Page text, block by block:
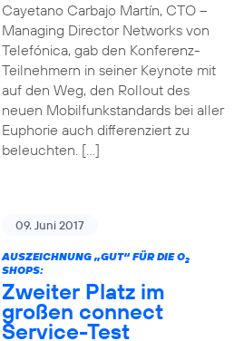
Cayetano Carbajo Martín, CTO –
Managing Director Networks von
Telefónica, gab den Konferenz-
Teilnehmern in seiner Keynote mit
auf den Weg, den Rollout des
neuen Mobilfunkstandards bei aller
Euphorie auch differenziert zu
beleuchten. […]
09. Juni 2017
AUSZEICHNUNG „GUT“ FÜR DIE O2
SHOPS:
Zweiter Platz im
großen connect
Service-Test